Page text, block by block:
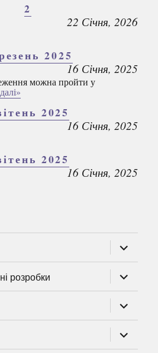
2
22 Січня, 2026
2025
16 Січня, 2025
можна пройти у
2025
16 Січня, 2025
2025
16 Січня, 2025
підменю
розробки
підменю
підменю
підменю